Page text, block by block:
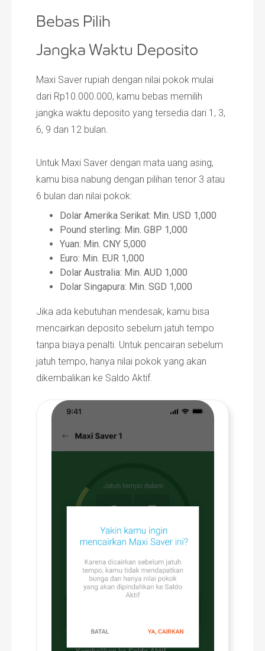
Bebas Pilih
Jangka Waktu Deposito
Maxi Saver rupiah dengan nilai pokok mulai
dari Rp10.000.000, kamu bebas memilih
jangka waktu deposito yang tersedia dari 1, 3,
6, 9 dan 12 bulan.​
Untuk Maxi Saver dengan mata uang asing,
kamu bisa nabung dengan pilihan tenor 3 atau
6 bulan dan nilai pokok:
Dolar Amerika Serikat: Min. USD 1,000
Pound sterling: Min. GBP 1,000
Yuan: Min. CNY 5,000
Euro: Min. EUR 1,000
Dolar Australia: Min. AUD 1,000
Dolar Singapura: Min. SGD 1,000​
Jika ada kebutuhan mendesak, kamu bisa
mencairkan deposito sebelum jatuh tempo
tanpa biaya penalti. Untuk pencairan sebelum
jatuh tempo, hanya nilai pokok yang akan
dikembalikan ke Saldo Aktif.​